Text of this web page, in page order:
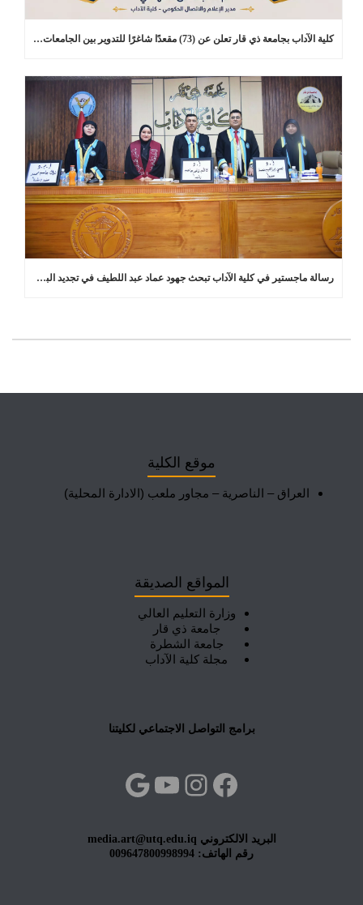
كلية الآداب بجامعة ذي قار تعلن عن (73) مقعدًا شاغرًا للتدوير بين الجامعات في برامج الدراسات العليا
رسالة ماجستير في كلية الآداب تبحث جهود عماد عبد اللطيف في تجديد البلاغة العربية
موقع الكلية
العراق – الناصرية – مجاور ملعب (الادارة المحلية)
المواقع الصديقة
وزارة التعليم العالي
جامعة ذي قار
جامعة الشطرة
مجلة كلية الآداب
برامج التواصل الاجتماعي لكليتنا
فيسبوك
إنستجرام
يوتيوب
البريد الالكتروني media.art@utq.edu.iq
رقم الهاتف: 009647800998994